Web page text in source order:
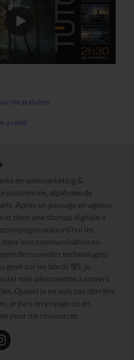
gratuites
preset
en webmarketing &
passionnée, diplômée de
Après un passage en agence
et dans une startup digitale à
aujourd’hui les
dans leur communication en
de nouvelles technologies
geek sur les bords 🤓), je
mes découvertes à travers
Quand je ne suis pas derrière
je pars en voyage ou en
pour me ressourcer.